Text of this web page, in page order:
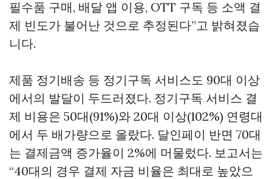
필수품 구매, 배달 앱 이용, OTT 구독 등 소액 결
제 빈도가 불어난 것으로 추정된다”고 밝혀졌습
니다.
제품 정기배송 등 정기구독 서비스도 90대 이상
에서의 발달이 두드러졌다. 정기구독 서비스 결
제 비용은 50대(91%)와 20대 이상(102%) 연령대
에서 두 배가량으로 올랐다. 달인페이 반면 70대
는 결제금액 증가율이 2%에 머물렀다. 보고서는
“40대의 경우 결제 자금 비율은 최대로 높았으